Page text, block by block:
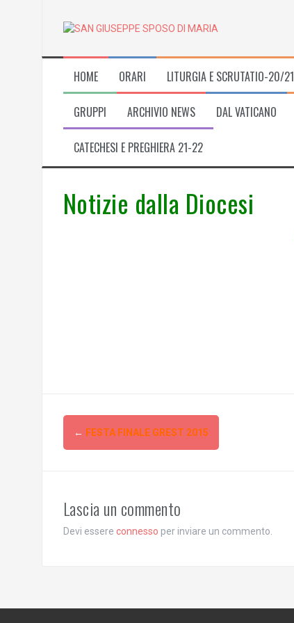
HOME ORARI LITURGIA E SCRUTATIO-20/21
GRUPPI ARCHIVIO NEWS DAL VATICANO
CATECHESI E PREGHIERA 21-22
Notizie dalla Diocesi
Post
navigation
← FESTA FINALE GREST 2015
Lascia un commento
Devi essere connesso per inviare un commento.